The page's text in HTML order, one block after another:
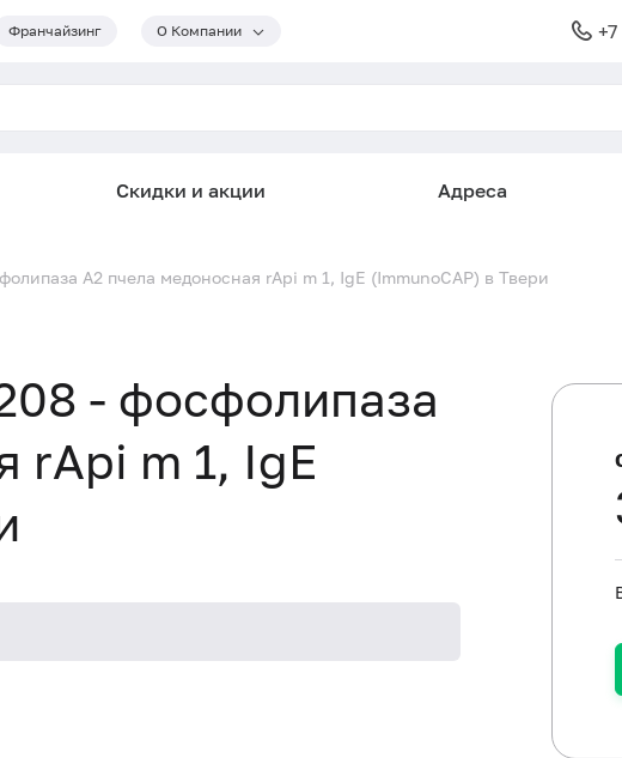
Франчайзинг О Компании
Скидки и акции Адреса
А2 пчела медоносная rApi m 1, IgE (ImmunoCAP) в Твери
- фосфолипаза
rApi m 1, IgE